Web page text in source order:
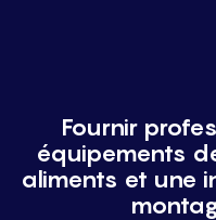
Fournir
équipements
aliments et une